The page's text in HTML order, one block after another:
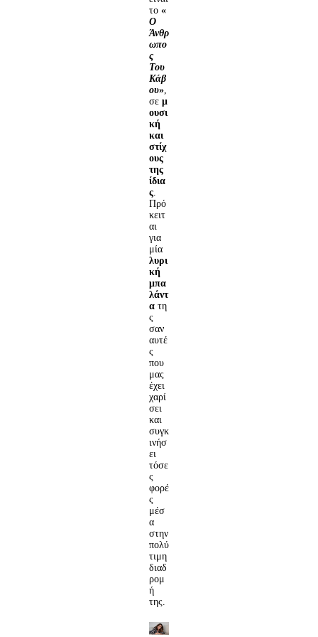
το «
Ο
Άνθρ
ωπο
ς
Του
Κάβ
ου»,
σε μ
ουσι
κή
και
στίχ
ους
της
ίδια
ς.
Πρό
κειτ
αι
για
μία
λυρι
κή
μπα
λάντ
α τη
ς
σαν
αυτέ
ς
που
μας
έχει
χαρί
σει
και
συγκ
ινήσ
ει
τόσε
ς
φορέ
ς
μέσ
α
στην
πολύ
τιμη
διαδ
ρομ
ή
της.